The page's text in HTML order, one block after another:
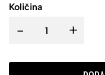
Količina
- +